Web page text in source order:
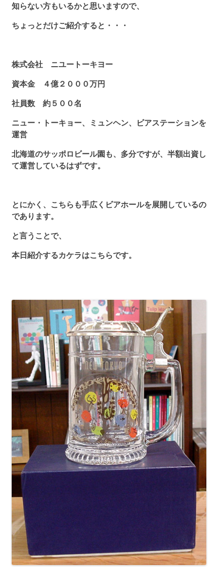
知らない方もいるかと思いますので、
ちょっとだけご紹介すると・・・
株式会社 ニユートーキヨー
資本金 ４億２０００万円
社員数 約５００名
ニュー・トーキョー、ミュンヘン、ビアステーションを
運営
北海道のサッポロビール園も、多分ですが、半額出資し
て運営しているはずです。
とにかく、こちらも手広くビアホールを展開しているの
であります。
と言うことで、
本日紹介するカケラはこちらです。